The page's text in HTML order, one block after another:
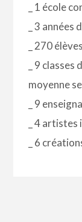
_ 1 école
_ 3
_ 270
_ 9
moyenne
_ 9
_ 4 artistes
_ 6